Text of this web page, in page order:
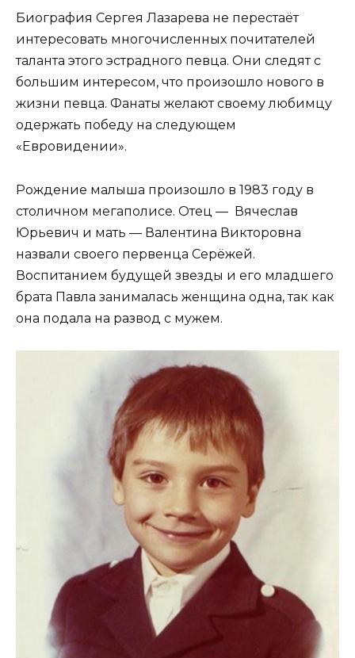
Биография Сергея Лазарева не перестаёт
интересовать многочисленных почитателей
таланта этого эстрадного певца. Они следят с
большим интересом, что произошло нового в
жизни певца. Фанаты желают своему любимцу
одержать победу на следующем
«Евровидении».
Рождение малыша произошло в 1983 году в
столичном мегаполисе. Отец — Вячеслав
Юрьевич и мать — Валентина Викторовна
назвали своего первенца Серёжей.
Воспитанием будущей звезды и его младшего
брата Павла занималась женщина одна, так как
она подала на развод с мужем.